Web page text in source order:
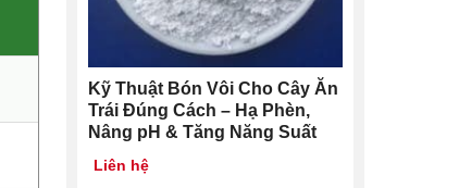
Kỹ Thuật Bón Vôi Cho Cây Ăn
Trái Đúng Cách – Hạ Phèn,
Nâng pH & Tăng Năng Suất
Liên hệ